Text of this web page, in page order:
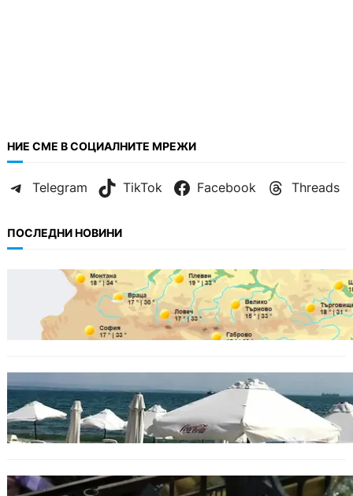
НИЕ СМЕ В СОЦИАЛНИТЕ МРЕЖИ
Telegram TikTok Facebook Threads
ПОСЛЕДНИ НОВИНИ
БЪЛГАРИЯ
Горещ старт на седмицата: до 35° и
спокойно море
Хотелиер: Цените по Черноморието са се
увеличили с до 30%, туристите са по-малко
ИКОНОМИКА